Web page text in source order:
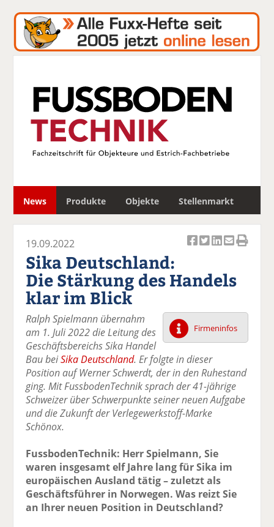
News Produkte Objekte Stellenmarkt
c
k
uf
F
ac
e
b
o
o
k
e
n
k
wi
tt
er
n
k
uf
Li
n
k
e
di
n
te
n
k
er
E
m
l
v
er
n
k
ck
e
19.09.2022
Sika Deutschland:
Die Stärkung des Handels
klar im Blick
Firmeninfos
Ralph Spielmann übernahm
am 1. Juli 2022 die Leitung des
Geschäftsbereichs Sika Handel
Bau beiSika Deutschland. Er folgte in dieser
Position auf Werner Schwerdt, der in den Ruhestand
ging. Mit FussbodenTechnik sprach der 41-jährige
Schweizer über Schwerpunkte seiner neuen Aufgabe
und die Zukunft der Verlegewerkstoff-Marke
Schönox.
FussbodenTechnik: Herr Spielmann, Sie
waren insgesamt elf Jahre lang für Sika im
europäischen Ausland tätig – zuletzt als
Geschäftsführer in Norwegen. Was reizt Sie
an Ihrer neuen Position in Deutschland?